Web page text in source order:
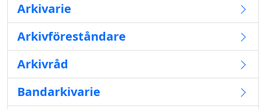
Arkivarie
Arkivföreståndare
Arkivråd
Bandarkivarie